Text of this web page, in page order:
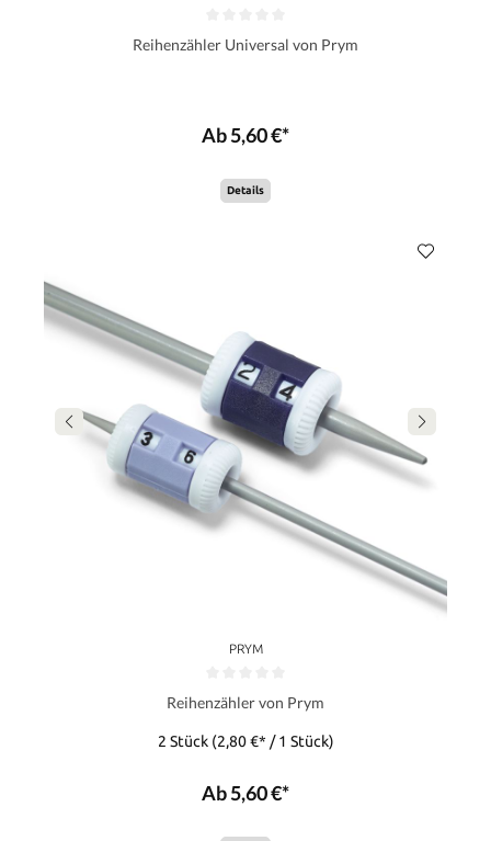
Reihenzähler Universal von Prym
Ab 5,60 €*
Details
PRYM
Reihenzähler von Prym
2 Stück (2,80 €* / 1 Stück)
Ab 5,60 €*